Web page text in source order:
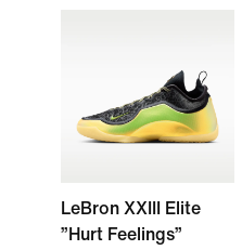
LeBron XXIII Elite
”Hurt Feelings”